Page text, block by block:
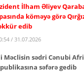
İlham Əliyev
köməyə görə
edib
/ 31.07.2026
Məclisin sədri Cənubi
səfərə gedib